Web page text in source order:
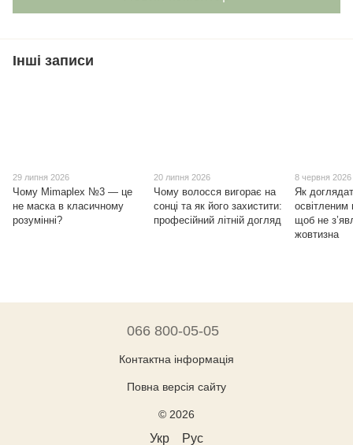
Інші записи
29 липня 2026
Чому Mimaplex №3 — це
не маска в класичному
розумінні?
20 липня 2026
Чому волосся вигорає на
сонці та як його захистити:
професійний літній догляд
8 червня 2026
Як
щоб не
жовтизна
066 800-05-05
Контактна інформація
Повна версія сайту
© 2026
Укр Рус